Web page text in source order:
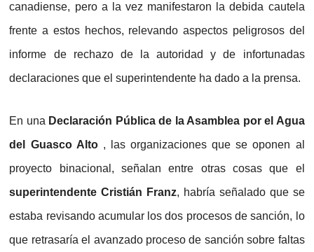
canadiense, pero a la vez manifestaron la debida cautela
frente a estos hechos, relevando aspectos peligrosos del
informe de rechazo de la autoridad y de infortunadas
declaraciones que el superintendente ha dado a la prensa.
En una Declaración Pública de la Asamblea por el Agua
del Guasco Alto, las organizaciones que se oponen al
proyecto binacional, señalan entre otras cosas que el
superintendente Cristián Franz, habría señalado que se
estaba revisando acumular los dos procesos de sanción, lo
que retrasaría el avanzado proceso de sanción sobre faltas